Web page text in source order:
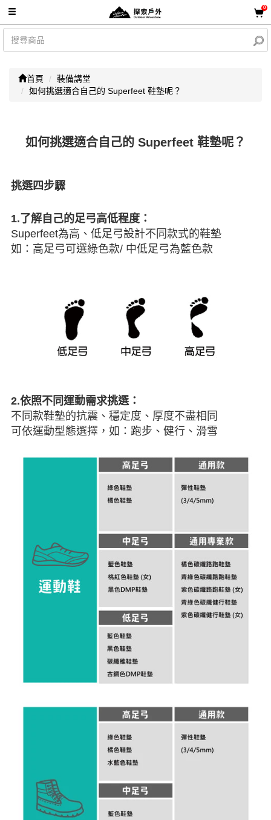
0
首頁
裝備講堂
如何挑選適合自己的 Superfeet 鞋墊呢？
如何挑選適合自己的 Superfeet 鞋墊呢？
挑選四步驟
1.了解自己的足弓高低程度：
Superfeet為高、低足弓設計不同款式的鞋墊
如：高足弓可選綠色款/ 中低足弓為藍色款
2.依照不同運動需求挑選：
不同款鞋墊的抗震、穩定度、厚度不盡相同
可依運動型態選擇，如：跑步、健行、滑雪